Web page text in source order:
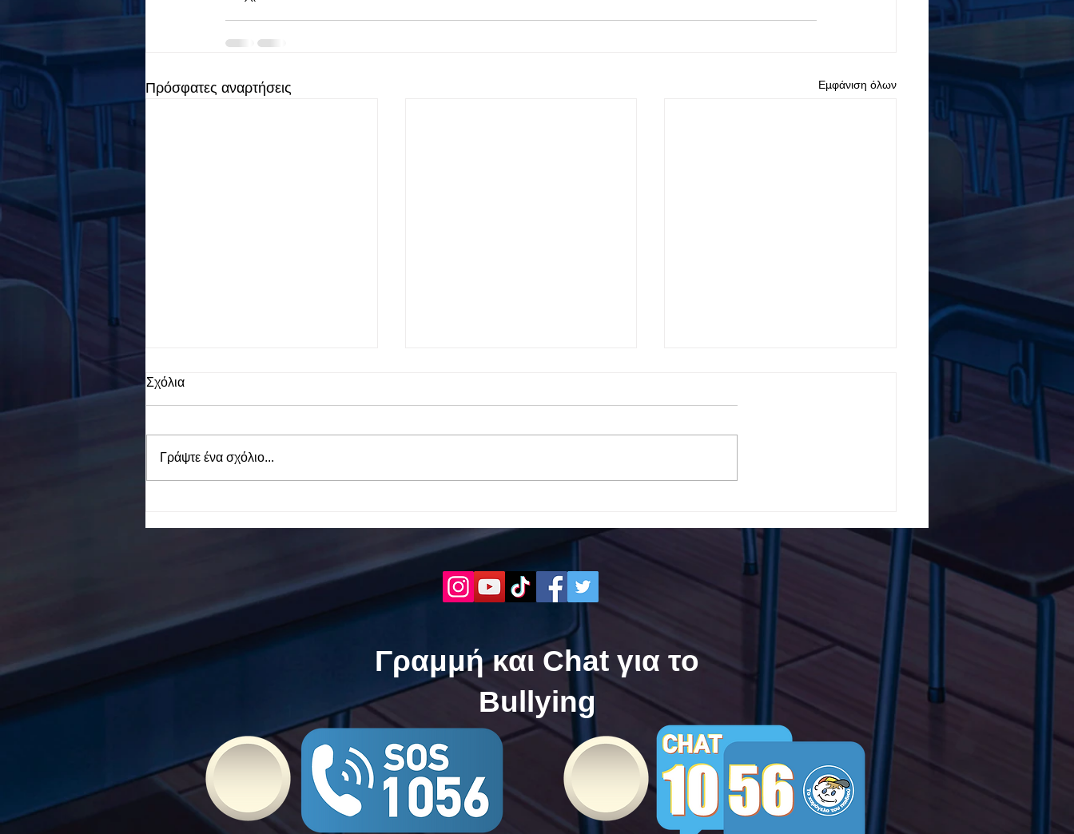
Πρόσφατες αναρτήσεις Εμφάνιση όλων
δυνάμεις τους ενάντια στο
Bullying
Τώρα. Με σύνθημα "Μίλα
Τώρα" όλα τα σχολεία της
Ελλάδας ενώνουν τις
δυνάμεις τους ενάντια στο
| Μίλα Τώρα. Με σύνθημα
"Μίλα Τώρα" όλα τα σχολεία
της Ελλάδας ενώνουν τις
δυνάμεις τους ενάντια στο
Σχόλια
Γράψτε ένα σχόλιο...
Γραμμή και Chat για το
Bullying